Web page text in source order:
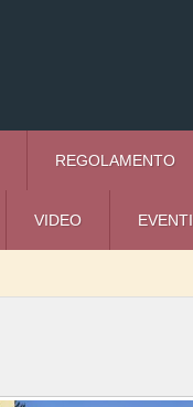
REGOLAMENTO
VIDEO EVENTI